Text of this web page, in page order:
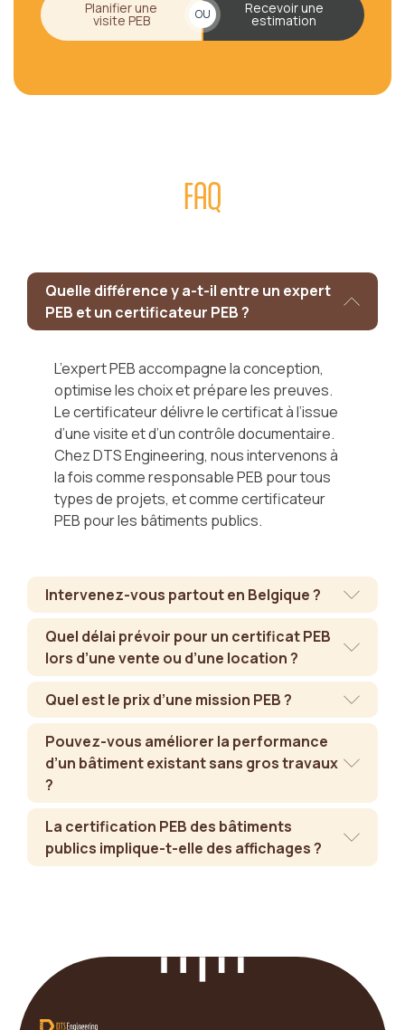
Planifier une
visite PEB OU Recevoir une
estimation
FAQ
Quelle différence y a-t-il entre un expert
PEB et un certificateur PEB ?
L’expert PEB accompagne la conception,
optimise les choix et prépare les preuves.
Le certificateur délivre le certificat à l’issue
d’une visite et d’un contrôle documentaire.
Chez DTS Engineering, nous intervenons à
la fois comme responsable PEB pour tous
types de projets, et comme certificateur
PEB pour les bâtiments publics.
Intervenez-vous partout en Belgique ?
Quel délai prévoir pour un certificat PEB
lors d’une vente ou d’une location ?
Quel est le prix d’une mission PEB ?
Pouvez-vous améliorer la performance
d’un bâtiment existant sans gros travaux
?
La certification PEB des bâtiments
publics implique-t-elle des affichages ?